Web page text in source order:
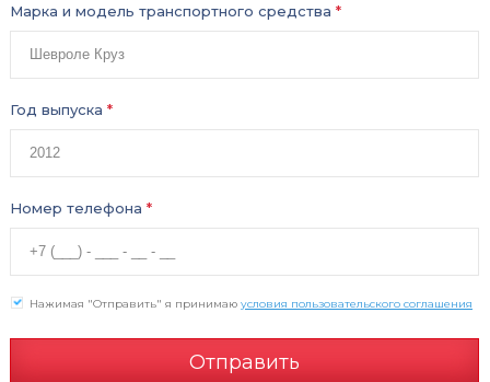
Марка и модель транспортного средства *
Год выпуска *
Номер телефона *
Отправить
Нажимая "Отправить" я принимаю условия пользовательского соглашения